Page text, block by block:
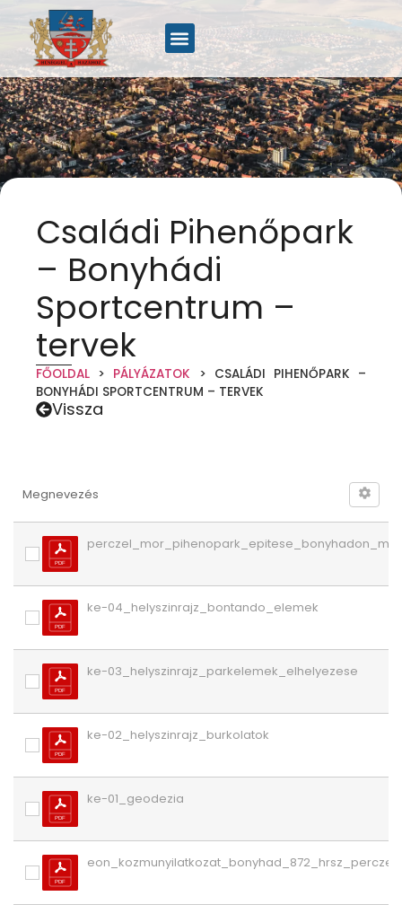
Családi Pihenőpark
– Bonyhádi
Sportcentrum –
tervek
FŐOLDAL > PÁLYÁZATOK > CSALÁDI PIHENŐPARK –
BONYHÁDI SPORTCENTRUM – TERVEK
Vissza
Megnevezés
ke-04_helyszinrajz_bontando_elemek
ke-03_helyszinrajz_parkelemek_elhelyezese
ke-02_helyszinrajz_burkolatok
ke-01_geodezia